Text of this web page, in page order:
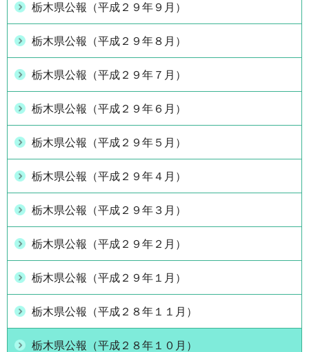
栃木県公報（平成２９年９月）
栃木県公報（平成２９年８月）
栃木県公報（平成２９年７月）
栃木県公報（平成２９年６月）
栃木県公報（平成２９年５月）
栃木県公報（平成２９年４月）
栃木県公報（平成２９年３月）
栃木県公報（平成２９年２月）
栃木県公報（平成２９年１月）
栃木県公報（平成２８年１１月）
栃木県公報（平成２８年１０月）